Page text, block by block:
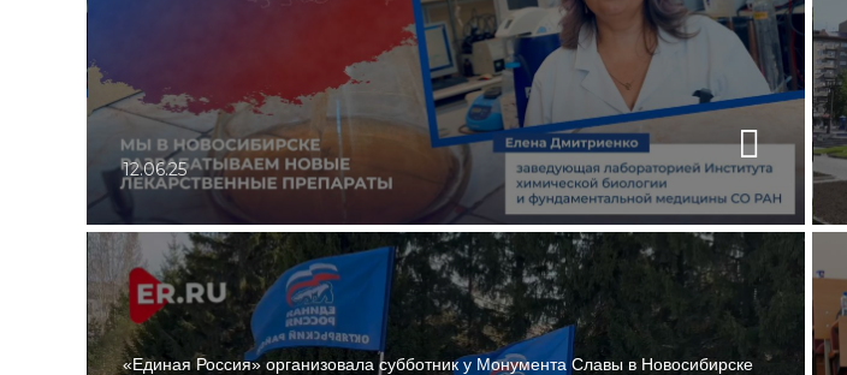
12.06.25
«Единая Россия» организовала субботник у Монумента Славы в Новосибирске